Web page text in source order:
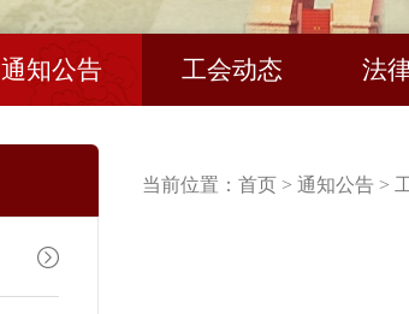
通知公告 工会动态 法
当前位置： 首页 > 通知公告 >